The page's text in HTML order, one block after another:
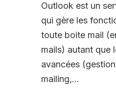
Outlook est un
qui gère les
toute boite mail
mails) autant que
avancées
mailing,...